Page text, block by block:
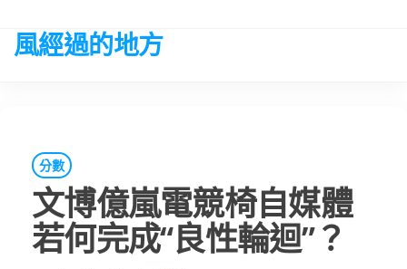
the
風經過的地方
分數
文博億嵐電競椅自媒體
若何完成“良性輪迴”？